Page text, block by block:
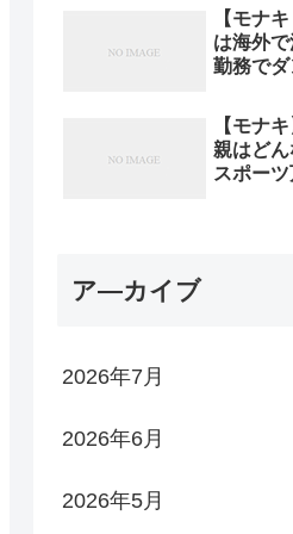
【モナ
は海外
勤務で
【モナ
親はど
スポー
ア―カイブ
2026年7月
2026年6月
2026年5月